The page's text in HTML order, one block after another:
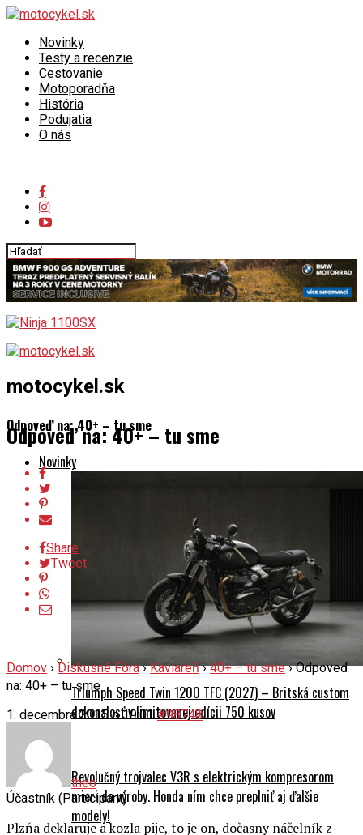
Novinky
Testy a recenzie
Cestovanie
Motoporadňa
História
Podujatia
O nás
motocykel.sk
Odpoveď na: 40+ – tu sme
Novinky
Triumph Speed Twin 1200 TFC (2027) – Britská custom
dokonalosť v limitovanej edícii 750 kusov
Revolučný trojvalec V3R s elektrickým kompresorom
mieri do výroby. Honda ním chce preplniť aj ďalšie
modely!
Odpoveď na: 40+ – tu sme
Share
Tweet
Domov › Diskusné Fóra › Kaviareň › 40+ – tu sme › Odpoveď
na: 40+ – tu sme
1. decembra 2015 o 19:01 #98748
theo
Účastník (Participant)
Plzňa deklaruje a kozla pije, to je on, dočasny náčelník z